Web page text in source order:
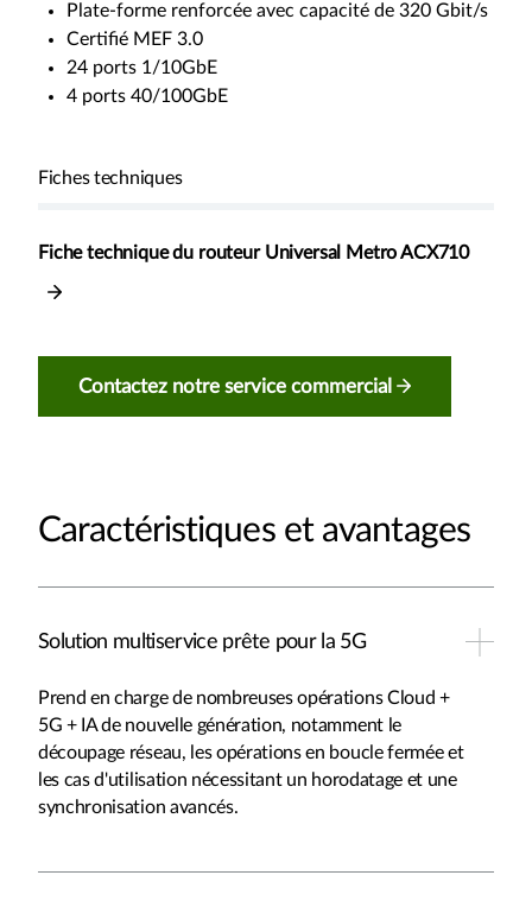
Plate-forme renforcée avec capacité de 320 Gbit/s
Certifié MEF 3.0
24 ports 1/10GbE
4 ports 40/100GbE
Fiches techniques
Fiche technique du routeur Universal Metro ACX710
Contactez notre service commercial
Caractéristiques et avantages
Solution multiservice prête pour la 5G
Prend en charge de nombreuses opérations Cloud +
5G + IA de nouvelle génération, notamment le
découpage réseau, les opérations en boucle fermée et
les cas d'utilisation nécessitant un horodatage et une
synchronisation avancés.